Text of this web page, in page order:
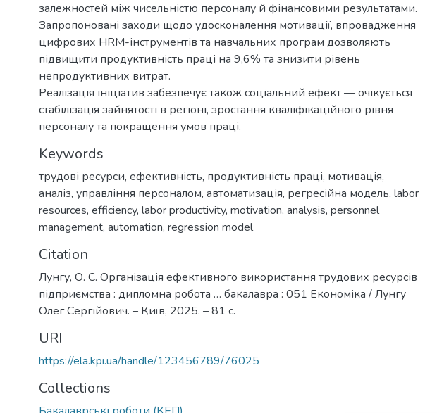
залежностей між чисельністю персоналу й фінансовими результатами.
Запропоновані заходи щодо удосконалення мотивації, впровадження
цифрових HRM-інструментів та навчальних програм дозволяють
підвищити продуктивність праці на 9,6% та знизити рівень
непродуктивних витрат.
Реалізація ініціатив забезпечує також соціальний ефект — очікується
стабілізація зайнятості в регіоні, зростання кваліфікаційного рівня
персоналу та покращення умов праці.
Keywords
трудові ресурси, ефективність, продуктивність праці, мотивація,
аналіз, управління персоналом, автоматизація, регресійна модель, labor
resources, efficiency, labor productivity, motivation, analysis, personnel
management, automation, regression model
Citation
Лунгу, О. С. Організація ефективного використання трудових ресурсів
підприємства : дипломна робота … бакалавра : 051 Економіка / Лунгу
Олег Сергійович. – Київ, 2025. – 81 с.
URI
https://ela.kpi.ua/handle/123456789/76025
Collections